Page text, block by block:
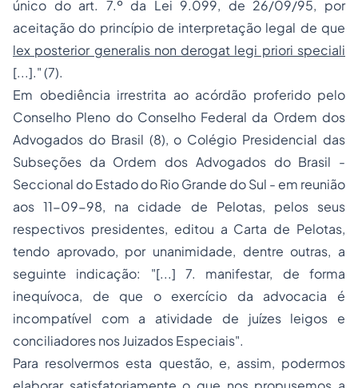
único do art. 7.º da Lei 9.099, de 26/09/95, por
aceitação do princípio de interpretação legal de que
lex posterior generalis non derogat legi priori speciali
[...]."(7).
Em obediência irrestrita ao acórdão proferido pelo
Conselho Pleno do Conselho Federal da Ordem dos
Advogados do Brasil (8), o Colégio Presidencial das
Subseções da Ordem dos Advogados do Brasil -
Seccional do Estado do Rio Grande do Sul - em reunião
aos 11-09-98, na cidade de Pelotas, pelos seus
respectivos presidentes, editou a Carta de Pelotas,
tendo aprovado, por unanimidade, dentre outras, a
seguinte indicação: "[...] 7. manifestar, de forma
inequívoca, de que o exercício da advocacia é
incompatível com a atividade de juízes leigos e
conciliadores nos Juizados Especiais".
Para resolvermos esta questão, e, assim, podermos